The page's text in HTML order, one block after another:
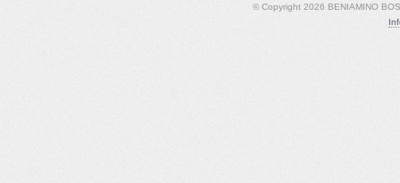
© Copyright 2026 BENIAMINO